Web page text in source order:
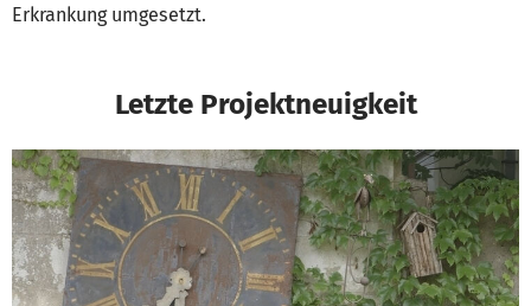
Erkrankung umgesetzt.
Letzte Projektneuigkeit